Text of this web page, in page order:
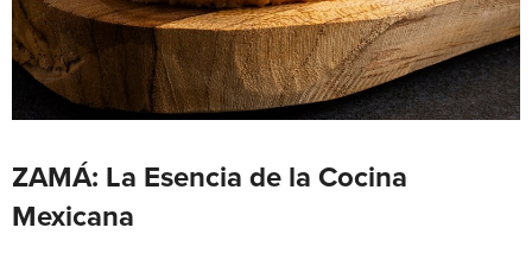
ZAMÁ: La Esencia de la Cocina
Mexicana